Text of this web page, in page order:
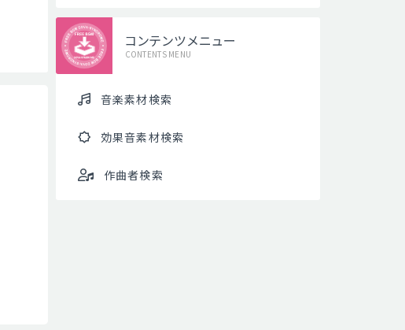
コンテンツメニュー
CONTENTS MENU
音楽素材検索
効果音素材検索
作曲者検索